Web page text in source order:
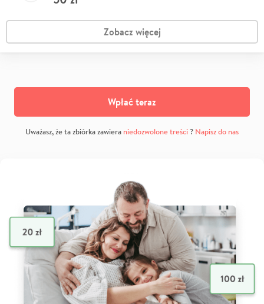
Zobacz więcej
Wpłać teraz
Uważasz, że ta zbiórka zawiera niedozwolone treści? Napisz do nas